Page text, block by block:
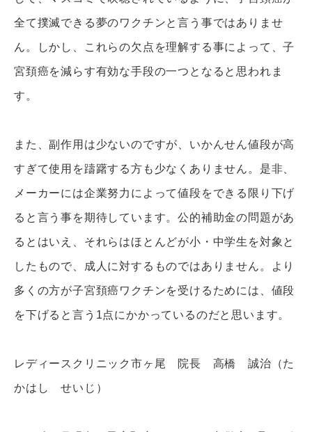
全て撲滅できる夢のワクチンと言う事ではありませ
ん。しかし、これらの欠点を理解する事によって、子
宮頚癌を減らす有効な手段の一つとなると思われま
す。
また、副作用は少ないのですが、いかんせん値段が高
すぎて使用を躊躇する方も少なくありません。是非、
メーカーには企業努力によって値段をできる限り下げ
ると言う事を期待しています。公的補助金の問題があ
るとはいえ、それらはほとんどが小・中学生を対象と
したもので、成人に対するものではありません。より
多くの方が子宮頚癌ワクチンを受けるためには、値段
を下げると言う1点にかかっているのだと思います。
レディースクリニック市ヶ尾 院長 高橋 誠治（た
かはし せいじ）